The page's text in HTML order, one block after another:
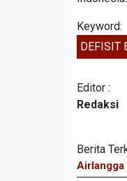
Keyword:
DEFISIT
Editor :
Redaksi
Berita
Airlangga